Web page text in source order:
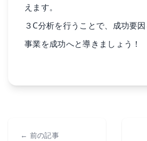
えます。
３C分析を行うことで、成功要因
事業を成功へと導きましょう！
← 前の記事